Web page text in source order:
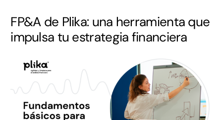
FP&A de Plika: una herramienta que
impulsa tu estrategia financiera